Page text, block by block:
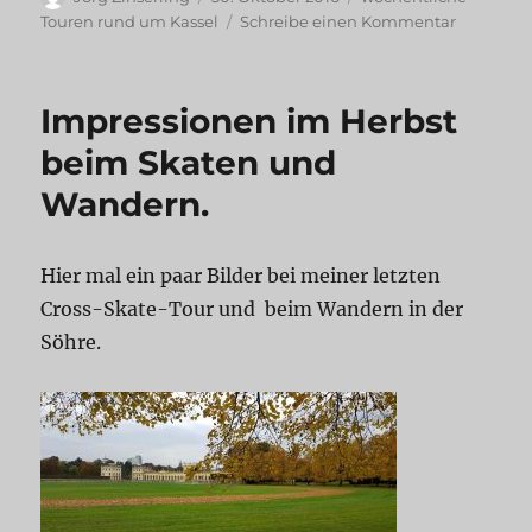
am
Touren rund um Kassel
Schreibe einen Kommentarzu
200ter
Impressionen im Herbst
beim Skaten und
Wandern.
Hier mal ein paar Bilder bei meiner letzten
Cross-Skate-Tour und beim Wandern in der
Söhre.